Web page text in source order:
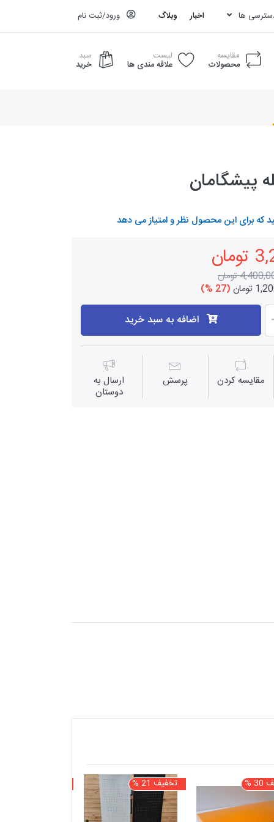
ها اخبار وبلاگ ورود/ثبت نام
مقایسه
محصولات
لیست
علاقه مندی ها
سبد
خرید
که برای این محصول نظر و امتیاز می دهد
تومان
تومان (27 %)
اضافه به سبد خرید
مقايسه كردن پرسش ارسال به
دوستان
% تخفیف 21 %